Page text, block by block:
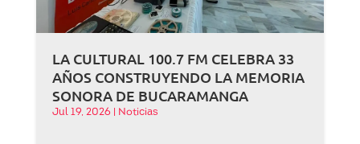
LA CULTURAL 100.7 FM CELEBRA 33
AÑOS CONSTRUYENDO LA MEMORIA
SONORA DE BUCARAMANGA
Jul 19, 2026 Noticias